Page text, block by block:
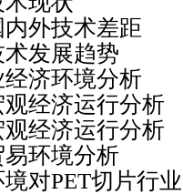
技术差距
展趋势
济环境分析
济运行分析
济运行分析
境分析
切片行业